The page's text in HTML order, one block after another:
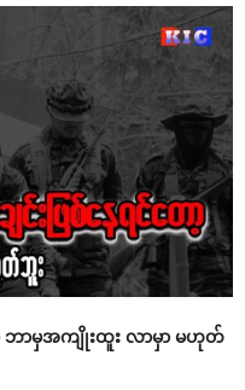
ဘာမှအကျိုးထူး လာမှာ မဟုတ်